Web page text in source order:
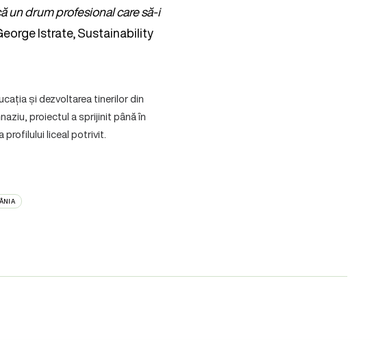
un drum profesional care să-i
Istrate, Sustainability
și dezvoltarea tinerilor din
proiectul a sprijinit până în
profilului liceal potrivit.